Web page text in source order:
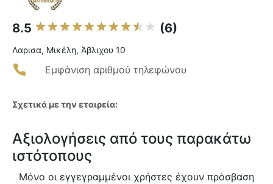
8.5 (6)
Λαρισα, Μικέλη, Άβλιχου 10
Εμφάνιση αριθμού τηλεφώνου
Σχετικά με την εταιρεία:
Αξιολογήσεις από τους παρακάτω
ιστότοπους
Μόνο οι εγγεγραμμένοι χρήστες έχουν πρόσβαση